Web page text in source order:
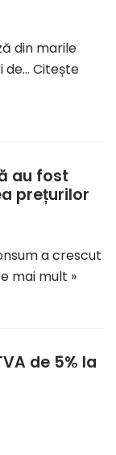
din marile
de… Citește
au fost
prețurilor
a crescut
mai mult »
de 5% la